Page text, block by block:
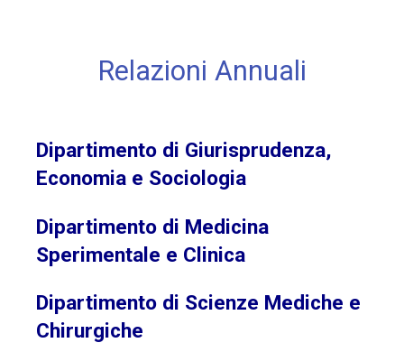
Relazioni Annuali
Dipartimento di Giurisprudenza,
Economia e Sociologia
Dipartimento di Medicina
Sperimentale e Clinica
Dipartimento di Scienze Mediche e
Chirurgiche